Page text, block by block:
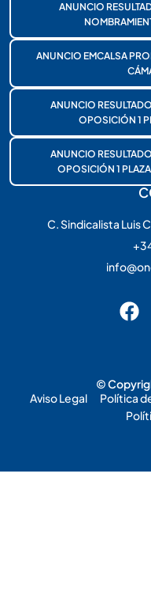
ANUNCIO
ANUNCIO EMCALSA
ANUNCIO
OPOSICIÓN 1
ANUNCIO
OPOSICIÓN 1
C. Sindicalista Luis
©
Aviso Legal
Política